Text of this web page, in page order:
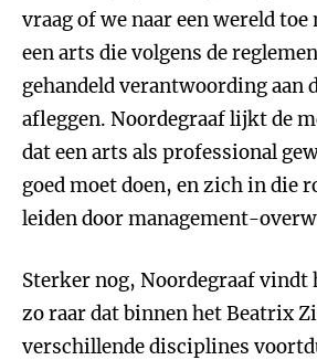
vraag of we naar een wereld
een arts die volgens de
gehandeld verantwoording aan
afleggen. Noordegraaf lijkt de
dat een arts als professional
goed moet doen, en zich in die
leiden door management-
Sterker nog, Noordegraaf vindt
zo raar dat binnen het Beatrix
verschillende disciplines